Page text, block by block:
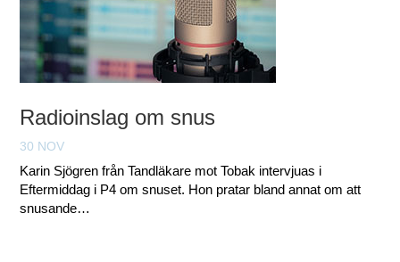
Radioinslag om snus
30 NOV
Karin Sjögren från Tandläkare mot Tobak intervjuas i
Eftermiddag i P4 om snuset. Hon pratar bland annat om att
snusande…